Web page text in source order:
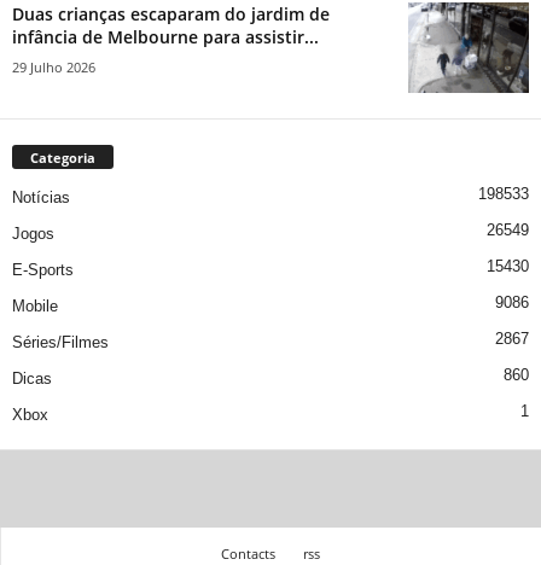
Duas crianças escaparam do jardim de
infância de Melbourne para assistir...
29 Julho 2026
Categoria
Notícias 198533
Jogos 26549
E-Sports 15430
Mobile 9086
Séries/Filmes 2867
Dicas 860
Xbox 1
Contacts rss